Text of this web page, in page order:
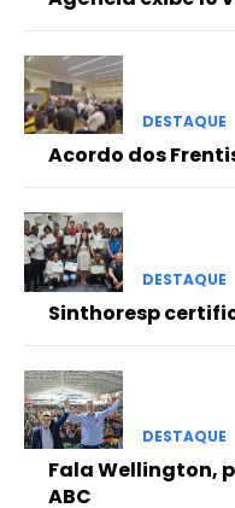
DESTAQUE
Acordo dos
DESTAQUE
Sinthoresp
DESTAQUE
Fala Wellington,
ABC